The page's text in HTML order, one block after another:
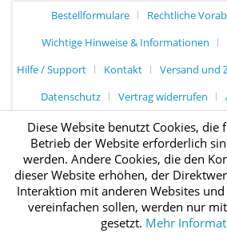
Bestellformulare
Rechtliche
Wichtige Hinweise & Informationen
Hilfe / Support
Kontakt
Versand und
Datenschutz
Vertrag widerrufen
Diese Website benutzt Cookies, die
Betrieb der Website erforderlich
werden. Andere Cookies, die den
dieser Website erhöhen, der
Interaktion mit anderen Websites
vereinfachen sollen, werden nur
gesetzt. Mehr